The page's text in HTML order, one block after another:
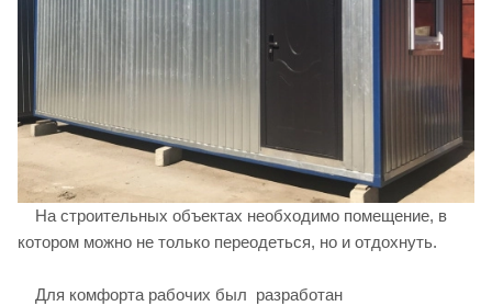
На строительных объектах необходимо помещение, в
котором можно не только переодеться, но и отдохнуть.
Для комфорта рабочих был разработан